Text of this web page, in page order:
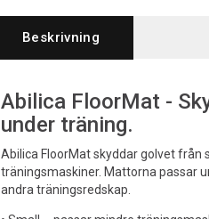
Beskrivning
Abilica FloorMat -
under träning.
Abilica FloorMat skyddar golvet från
träningsmaskiner. Mattorna passar
andra träningsredskap.